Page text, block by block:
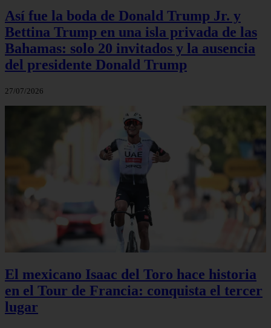
Así fue la boda de Donald Trump Jr. y
Bettina Trump en una isla privada de las
Bahamas: solo 20 invitados y la ausencia
del presidente Donald Trump
27/07/2026
El mexicano Isaac del Toro hace historia
en el Tour de Francia: conquista el tercer
lugar